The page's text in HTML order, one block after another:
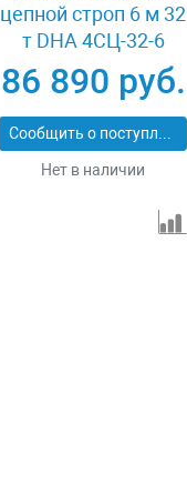
цепной строп 6 м 32
т DHA 4СЦ-32-6
86 890 руб.
Сообщить о поступлении
Нет в наличии